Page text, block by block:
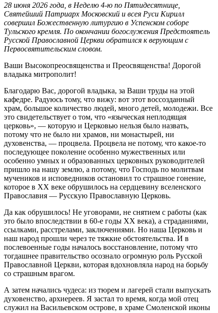
28 июня 2026 года, в Неделю 4-ю по Пятидесятнице,
Святейший Патриарх Московский и всея Руси Кирилл
совершил Божественную литургию в Успенском соборе
Тульского кремля. По окончании богослужения Предстоятель
Русской Православной Церкви обратился к верующим с
Первосвятительским словом.
Ваши Высокопреосвященства и Преосвященства! Дорогой
владыка митрополит!
Благодарю Вас, дорогой владыка, за Ваши труды на этой
кафедре. Радуюсь тому, что вижу: вот этот воссозданный
храм, большое количество людей, много детей, молодежи. Все
это свидетельствует о том, что «языческая неплодящая
церковь», — которую и Церковью нельзя было назвать,
потому что не было ни храмов, ни монастырей, ни
духовенства, — процвела. Процвела не потому, что какое-то
последующее поколение особенно мужественных или
особенно умных и образованных церковных руководителей
пришло на нашу землю, а потому, что Господь по молитвам
мучеников и исповедников остановил то страшное гонение,
которое в XX веке обрушилось на сердцевину вселенского
Православия — Русскую Православную Церковь.
Да как обрушилось! Не уговорами, не снятием с работы (как
это было впоследствии в 60-е годы XX века), а страданиями,
ссылками, расстрелами, заключениями. Но наша Церковь и
наш народ прошли через те тяжкие обстоятельства. И в
послевоенные годы началось восстановление, потому что
тогдашнее правительство осознало огромную роль Русской
Православной Церкви, которая вдохновляла народ на борьбу
со страшным врагом.
А затем начались чудеса: из тюрем и лагерей стали выпускать
духовенство, архиереев. Я застал то время, когда мой отец
служил на Васильевском острове, в храме Смоленской иконы